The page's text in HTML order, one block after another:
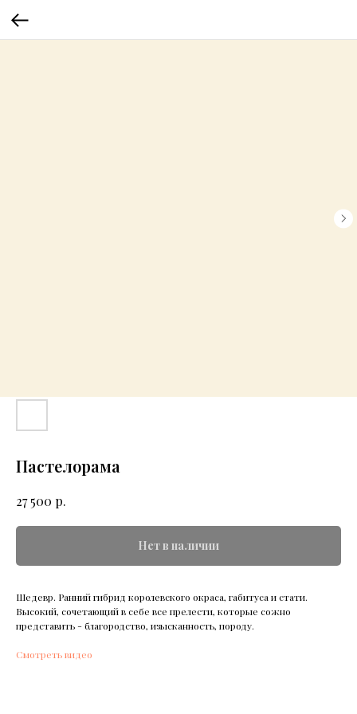
Пастелорама
27 500 р.
Нет в наличии
Шедевр. Ранний гибрид королевского окраса, габитуса и стати.
Высокий, сочетающий в себе все прелести, которые сожно
представить - благородство, изысканность, породу.
Смотреть видео